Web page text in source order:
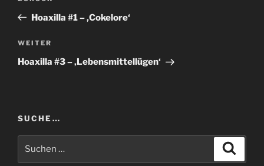
Beitrag
Hoaxilla #1 – ‚Cokelore‘
Nächster
Beitrag
WEITER
Hoaxilla #3 – ‚Lebensmittellügen‘
SUCHE…